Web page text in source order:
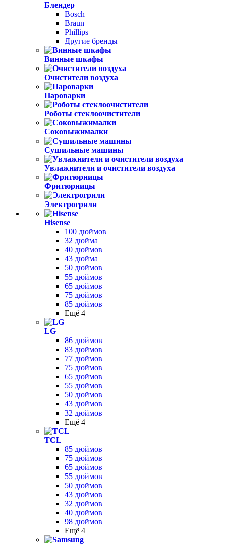
Блендер
Bosch
Braun
Phillips
Другие бренды
Винные шкафы
Очистители воздуха
Пароварки
Роботы стеклоочистители
Соковыжималки
Сушильные машины
Увлажнители и очистители воздуха
Фритюрницы
Электрогрили
Hisense
100 дюймов
32 дюйма
40 дюймов
43 дюйма
50 дюймов
55 дюймов
65 дюймов
75 дюймов
85 дюймов
Ещё 4
LG
86 дюймов
83 дюймов
77 дюймов
75 дюймов
65 дюймов
55 дюймов
50 дюймов
43 дюймов
32 дюймов
Ещё 4
TCL
85 дюймов
75 дюймов
65 дюймов
55 дюймов
50 дюймов
43 дюймов
32 дюймов
40 дюймов
98 дюймов
Ещё 4